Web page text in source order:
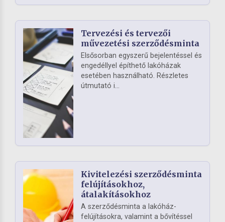
Tervezési és tervezői
művezetési szerződésminta
Elsősorban egyszerű bejelentéssel és
engedéllyel építhető lakóházak
esetében használható. Részletes
útmutató i...
Kivitelezési szerződésminta
felújításokhoz,
átalakításokhoz
A szerződésminta a lakóház-
felújításokra, valamint a bővítéssel